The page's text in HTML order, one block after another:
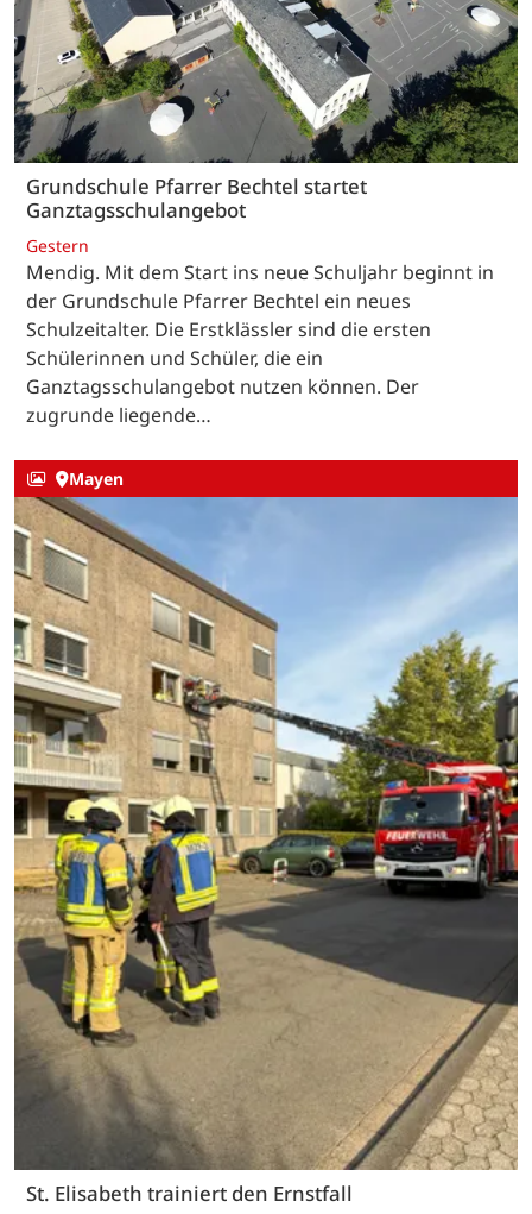
Grundschule Pfarrer Bechtel startet
Ganztagsschulangebot
Gestern
Mendig. Mit dem Start ins neue Schuljahr beginnt in
der Grundschule Pfarrer Bechtel ein neues
Schulzeitalter. Die Erstklässler sind die ersten
Schülerinnen und Schüler, die ein
Ganztagsschulangebot nutzen können. Der
zugrunde liegende…
Mayen
St. Elisabeth trainiert den Ernstfall